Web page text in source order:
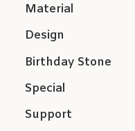
Support
Material
Design
Birthday Stone
Special